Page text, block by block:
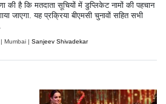
की है कि मतदाता सूचियों में डुप्लिकेट नामों की पहचान
जाएगा. यह प्रक्रिया बीएमसी चुनावों सहित सभी
Mumbai | Sanjeev Shivadekar